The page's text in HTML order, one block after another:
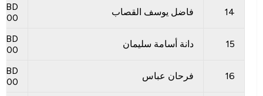
14 فاضل يوسف القصاب
BD
300
15 دانة أسامة سليمان
BD
300
16 فرحان عباس
BD
300